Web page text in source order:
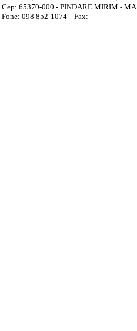
Cep: 65370-000 - PINDARE MIRIM - MA
Fone: 098 852-1074 Fax: